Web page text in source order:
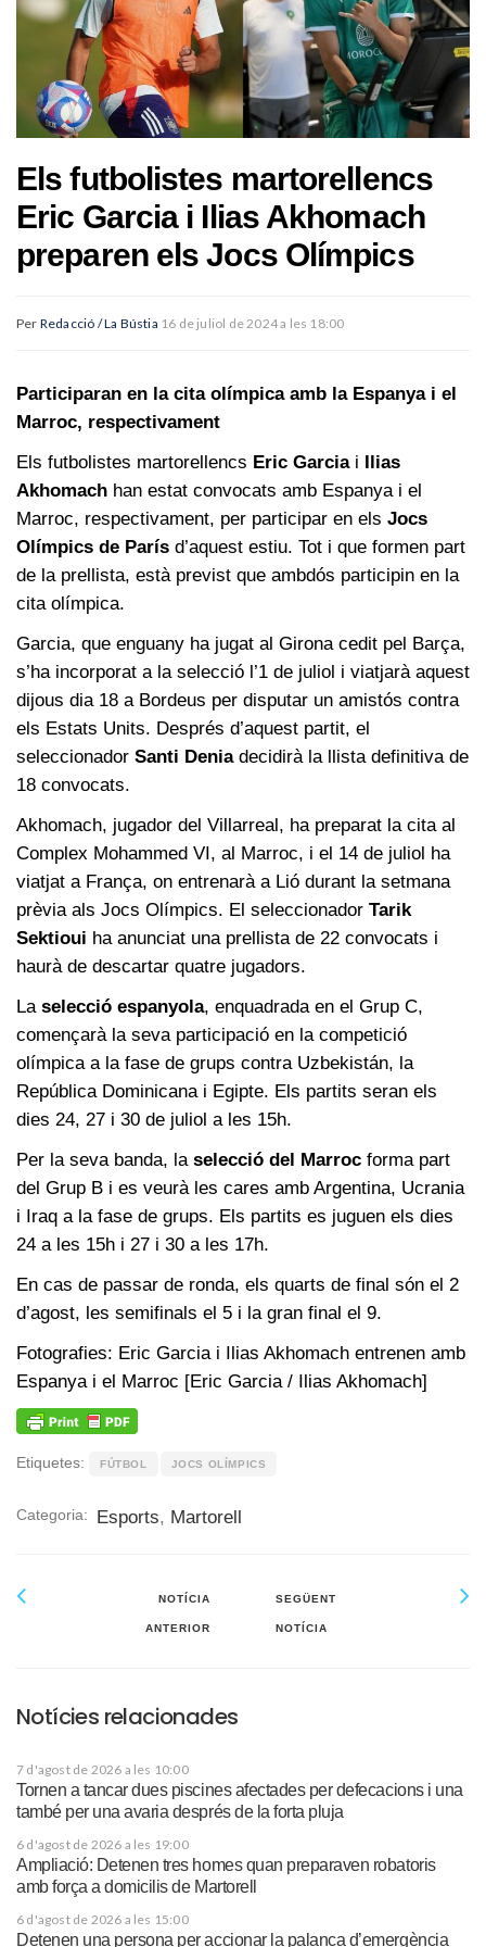
Els futbolistes martorellencs
Eric Garcia i Ilias Akhomach
preparen els Jocs Olímpics
Per Redacció / La Bústia 16 de juliol de 2024 a les 18:00
Participaran en la cita olímpica amb la Espanya i el
Marroc, respectivament
Els futbolistes martorellencs Eric Garciai Ilias
Akhomach han estat convocats amb Espanya i el
Marroc, respectivament, per participar en els Jocs
Olímpics de París d’aquest estiu. Tot i que formen part
de la prellista, està previst que ambdós participin en la
cita olímpica.
Garcia, que enguany ha jugat al Girona cedit pel Barça,
s’ha incorporat a la selecció l’1 de juliol i viatjarà aquest
dijous dia 18 a Bordeus per disputar un amistós contra
els Estats Units. Després d’aquest partit, el
seleccionador Santi Deniadecidirà la llista definitiva de
18 convocats.
Akhomach, jugador del Villarreal, ha preparat la cita al
Complex Mohammed VI, al Marroc, i el 14 de juliol ha
viatjat a França, on entrenarà a Lió durant la setmana
prèvia als Jocs Olímpics. El seleccionador Tarik
Sektioui ha anunciat una prellista de 22 convocats i
haurà de descartar quatre jugadors.
La selecció espanyola, enquadrada en el Grup C,
començarà la seva participació en la competició
olímpica a la fase de grups contra Uzbekistán, la
República Dominicana i Egipte. Els partits seran els
dies 24, 27 i 30 de juliol a les 15h.
Per la seva banda, la selecció del Marroc forma part
del Grup B i es veurà les cares amb Argentina, Ucrania
i Iraq a la fase de grups. Els partits es juguen els dies
24 a les 15h i 27 i 30 a les 17h.
En cas de passar de ronda, els quarts de final són el 2
d’agost, les semifinals el 5 i la gran final el 9.
Fotografies: Eric Garcia i Ilias Akhomach entrenen amb
Espanya i el Marroc [Eric Garcia / Ilias Akhomach]
Etiquetes: FÚTBOL JOCS OLÍMPICS
Categoria: Esports, Martorell
NOTÍCIA
ANTERIOR
SEGÜENT
NOTÍCIA
Notícies relacionades
7 d'agost de 2026 a les 10:00
Tornen a tancar dues piscines afectades per defecacions i una
també per una avaria després de la forta pluja
6 d'agost de 2026 a les 19:00
Ampliació: Detenen tres homes quan preparaven robatoris
amb força a domicilis de Martorell
6 d'agost de 2026 a les 15:00
Detenen una persona per accionar la palanca d’emergència